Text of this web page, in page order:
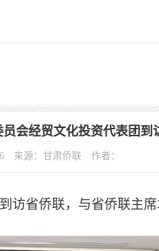
会经贸文化投资代表团到
来源：甘肃侨联 作者：
省侨联，与省侨联主